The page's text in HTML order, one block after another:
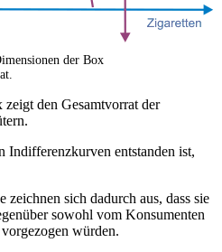
der Box
den Gesamtvorrat der
Indifferenzkurven entstanden ist,
sich dadurch aus, dass sie
sowohl vom Konsumenten
würden.